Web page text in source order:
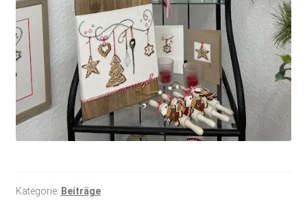
Kategorie: Beiträge